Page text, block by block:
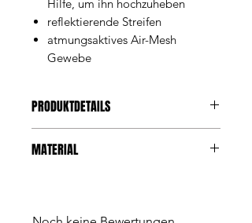
Hilfe, um ihn hochzuheben
reflektierende Streifen
atmungsaktives Air-Mesh
Gewebe
PRODUKTDETAILS
alltägliche Spaziergänge UND die
dieses Geschirr zum vielseitigsten
MATERIAL